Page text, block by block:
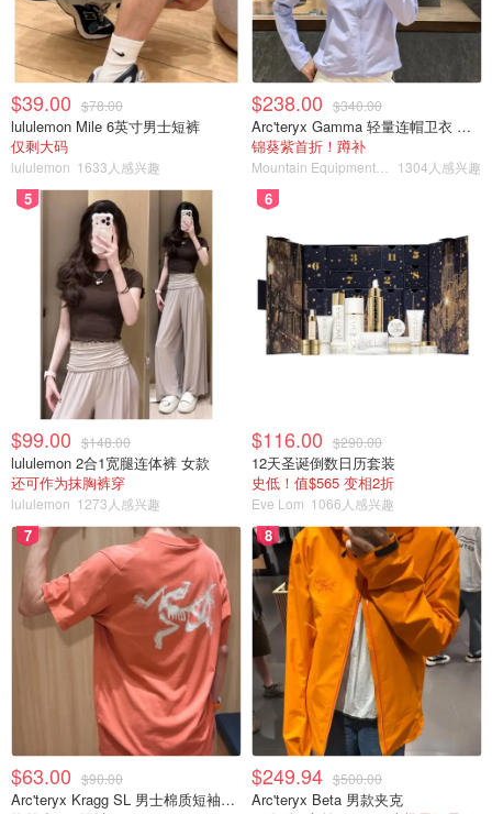
$39.00 $78.00
lululemon Mile 6英寸男士短裤
仅剩大码
lululemon 1633人感兴趣
$238.00 $340.00
Arc'teryx Gamma 轻量连帽卫衣 女款
锦葵紫首折！蹲补
1304人感兴趣
5
$99.00 $148.00
lululemon 2合1宽腿连体裤 女款
还可作为抹胸裤穿
lululemon 1273人感兴趣
6
$116.00 $290.00
12天圣诞倒数日历套装
史低！值$565 变相2折
Eve Lom 1066人感兴趣
7
$63.00 $90.00
Arc'teryx Kragg SL 男士棉质短袖T恤
8
$249.94 $500.00
Arc'teryx Beta 男款夹克